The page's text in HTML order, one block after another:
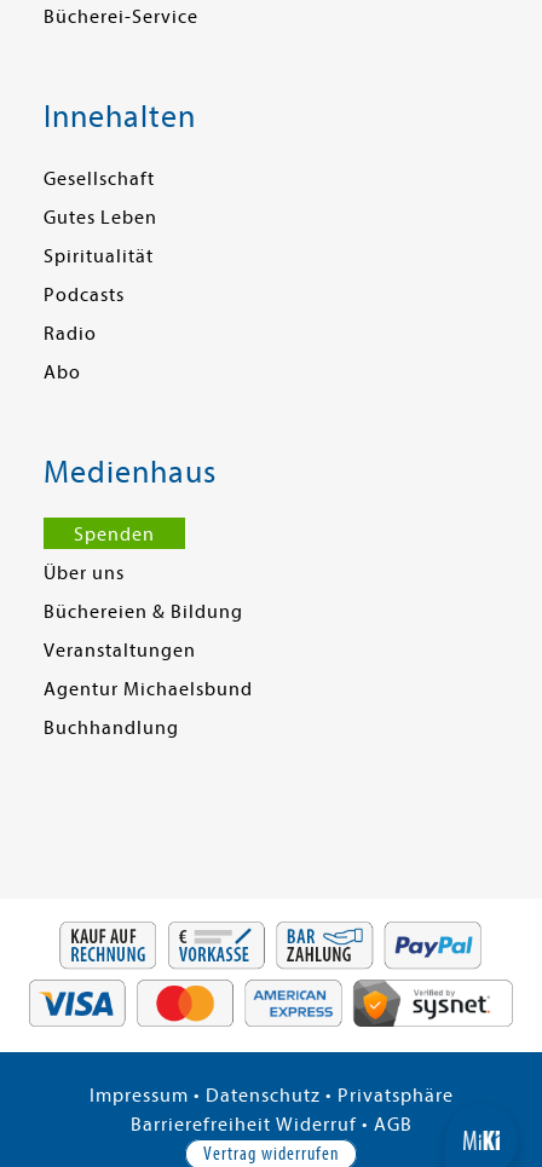
Bücherei-Service
Innehalten
Gesellschaft
Gutes Leben
Spiritualität
Podcasts
Radio
Abo
Medienhaus
Spenden
Über uns
Büchereien & Bildung
Veranstaltungen
Agentur Michaelsbund
Buchhandlung
Impressum • Datenschutz • Privatsphäre
Barrierefreiheit Widerruf• AGB
Vertrag widerrufen